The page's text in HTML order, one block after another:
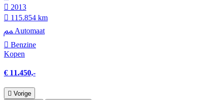
2013
115.854 km
Automaat
Benzine
Kopen
€ 11.450,-
Vorige